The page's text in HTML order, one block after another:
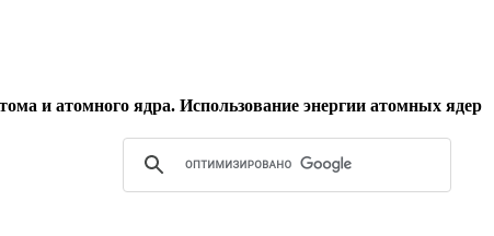
и атомного ядра. Использование энергии атомных ядер